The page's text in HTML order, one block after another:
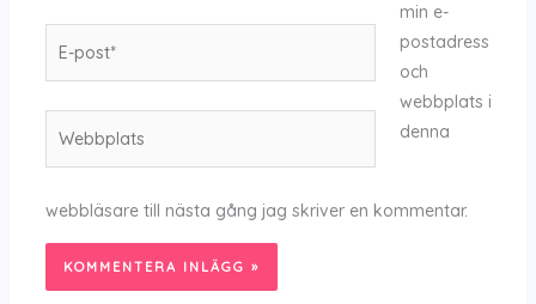
post*
min e-
postadress
och
webbplats i
denna
webbläsare till nästa gång jag skriver en kommentar.